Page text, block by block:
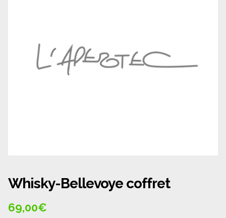
Politique de cookies (UE)
Whisky-Bellevoye coffret
69,00€